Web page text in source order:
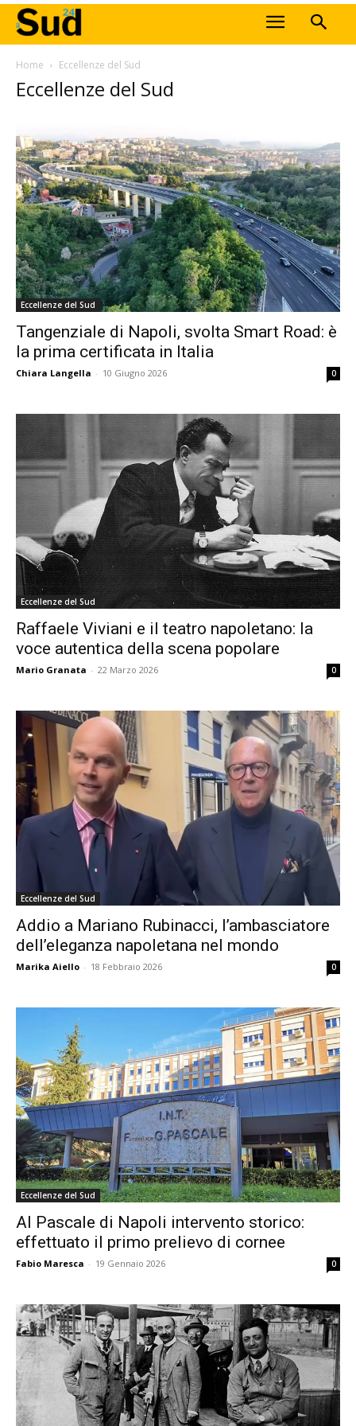
Home Eccellenze del Sud
Eccellenze del Sud
Eccellenze del Sud
Tangenziale di Napoli, svolta Smart Road: è
la prima certificata in Italia
Chiara Langella - 10 Giugno 2026 0
Eccellenze del Sud
Raffaele Viviani e il teatro napoletano: la
voce autentica della scena popolare
Mario Granata - 22 Marzo 2026 0
Eccellenze del Sud
Addio a Mariano Rubinacci, l’ambasciatore
dell’eleganza napoletana nel mondo
Marika Aiello - 18 Febbraio 2026 0
Eccellenze del Sud
Al Pascale di Napoli intervento storico:
effettuato il primo prelievo di cornee
Fabio Maresca - 19 Gennaio 2026 0